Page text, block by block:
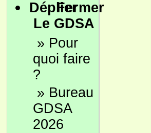
Le GDSA
» Pour
quoi faire
?
» Bureau
GDSA
2026